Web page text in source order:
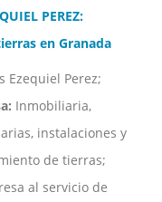
PEREZ:
en Granada
Ezequiel Perez;
Inmobiliaria,
instalaciones y
de tierras;
al servicio de